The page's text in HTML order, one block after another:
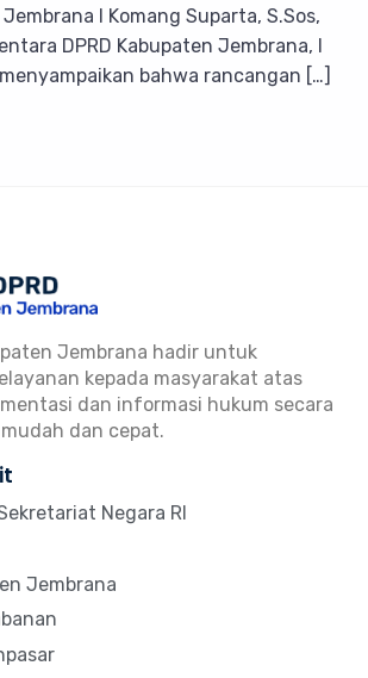
I Komang Suparta, S.Sos,
DPRD Kabupaten Jembrana, I
menyampaikan bahwa rancangan […]
Jembrana hadir untuk
kepada masyarakat atas
dan informasi hukum secara
dan cepat.
Negara RI
Jembrana